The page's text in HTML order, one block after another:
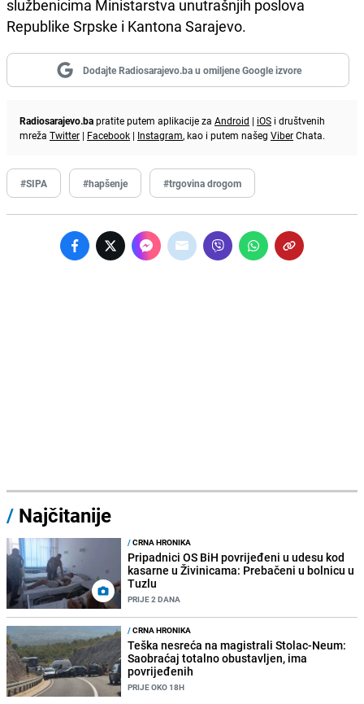
službenicima Ministarstva unutrašnjih poslova
Republike Srpske i Kantona Sarajevo.
Dodajte Radiosarajevo.ba u omiljene Google izvore
Radiosarajevo.bapratite putem aplikacije za Android | iOS i društvenih
mreža Twitter | Facebook | Instagram, kao i putem našeg ViberChata.
#SIPA #hapšenje #trgovina drogom
/ Najčitanije
/CRNA HRONIKA
Pripadnici OS BiH povrijeđeni u udesu kod
kasarne u Živinicama: Prebačeni u bolnicu u
Tuzlu
PRIJE 2 DANA
/CRNA HRONIKA
Teška nesreća na magistrali Stolac-Neum:
Saobraćaj totalno obustavljen, ima
povrijeđenih
PRIJE OKO 18H